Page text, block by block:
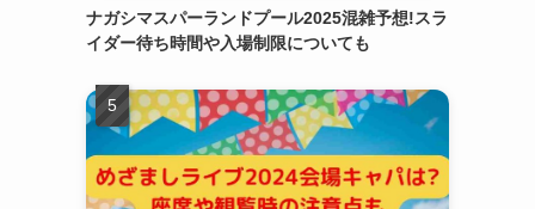
ナガシマスパーランドプール2025混雑予想!スラ
イダー待ち時間や入場制限についても